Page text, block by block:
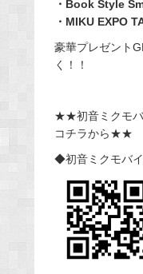
・Book Style
・MIKU EXPO
豪華プレゼント
く！！
★★初音ミクモバ
コチラから★★
◆初音ミクモバ